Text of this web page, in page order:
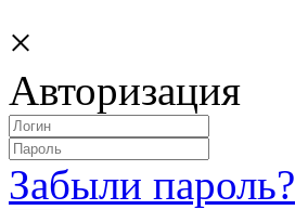
×
Авторизация
Забыли пароль?